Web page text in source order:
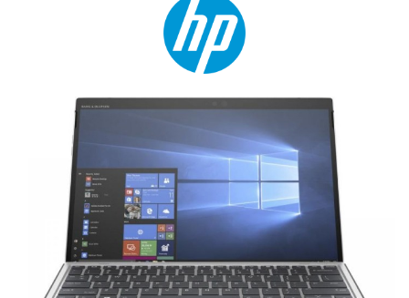
Componente NOI Laptop
Hard Disk-uri laptop
Baterii laptop
Componente REFURBISHED Laptop
Hard Disk-uri Refurbished
Accesorii Laptop
Docking stations
Genti Laptop
Incarcatoare laptop